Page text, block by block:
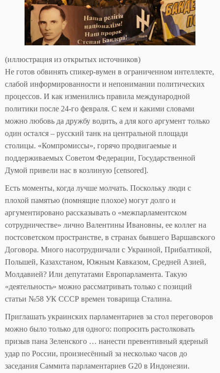
(иллюстрация из открытых источников)
Не готов обвинять спикер-вумен в ограниченном интеллекте,
слабой информированности и непонимании политических
процессов. И как изменились правила международной
политики после 24-го февраля. С кем и какими словами
можно любовь да дружбу водить, а для кого аргумент только
один остался – русский танк на центральной площади
столицы. «Компромиссы», горячо продвигаемые и
поддерживаемых Советом Федерации, Государственной
Думой привели нас в козлиную [censored].
Есть моменты, когда лучше молчать. Поскольку люди с
плохой памятью (помнящие плохое) могут долго и
аргументировано рассказывать о «межпарламентском
сотрудничестве» лично Валентины Ивановны, ее коллег на
постсоветском пространстве, в странах бывшего Варшавского
Договора. Много насотрудничали с Украиной, Прибалтикой,
Польшей, Казахстаном, Южным Кавказом, Средней Азией,
Молдавией? Или депутатами Европарламента. Такую
«деятельность» можно рассматривать только с позиций
статьи №58 УК СССР времен товарища Сталина.
Приглашать украинских парламентариев за стол переговоров
можно было только для одного: попросить растолковать
призыв пана Зеленского … нанести превентивный ядерный
удар по России, произнесённый за несколько часов до
заседания Саммита парламентариев G20 в Индонезии.